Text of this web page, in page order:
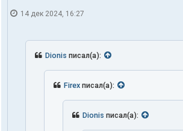
14 дек 2024, 16:27
Dionis писал(а):
Firex писал(а):
Dionis писал(а):